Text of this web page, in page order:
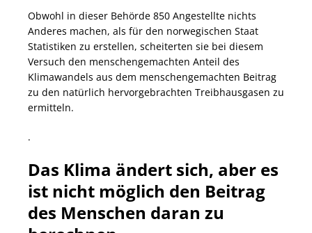
Obwohl in dieser Behörde 850 Angestellte nichts
Anderes machen, als für den norwegischen Staat
Statistiken zu erstellen, scheiterten sie bei diesem
Versuch den menschengemachten Anteil des
Klimawandels aus dem menschengemachten Beitrag
zu den natürlich hervorgebrachten Treibhausgasen zu
ermitteln.
.
Das Klima ändert sich, aber es
ist nicht möglich den Beitrag
des Menschen daran zu